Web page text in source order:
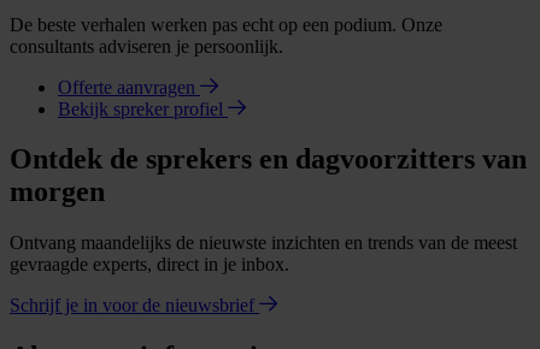
De beste verhalen werken pas echt op een podium. Onze
consultants adviseren je persoonlijk.
Offerte aanvragen
Bekijk spreker profiel
Ontdek de sprekers en dagvoorzitters van
morgen
Ontvang maandelijks de nieuwste inzichten en trends van de meest
gevraagde experts, direct in je inbox.
Schrijf je in voor de nieuwsbrief